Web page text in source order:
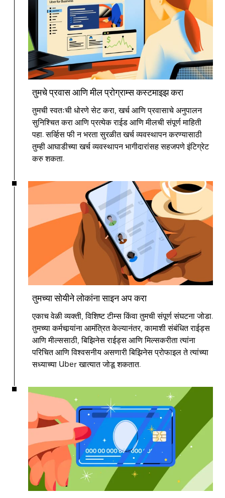
तुमचे प्रवास आणि मील प्रोग्राम्स कस्टमाइझ करा
तुमची स्वतःची धोरणे सेट करा, खर्च आणि प्रवासाचे अनुपालन
सुनिश्चित करा आणि प्रत्येक राईड आणि मीलची संपूर्ण माहिती
पहा. सर्व्हिस फी न भरता सुरळीत खर्च व्यवस्थापन करण्यासाठी
तुम्ही आघाडीच्या खर्च व्यवस्थापन भागीदारांसह सहजपणे इंटिग्रेट
करु शकता.
तुमच्या सोयीने लोकांना साइन अप करा
एकाच वेळी व्यक्ती, विशिष्ट टीम्स किंवा तुमची संपूर्ण संघटना जोडा.
तुमच्या कर्मचार्‍यांना आमंत्रित केल्यानंतर, कामाशी संबंधित राईड्स
आणि मील्ससाठी, बिझिनेस राईड्स आणि मिल्सकरीता त्यांना
परिचित आणि विश्वसनीय असणारी बिझिनेस प्रोफाइल ते त्यांच्या
सध्याच्या Uber खात्यात जोडू शकतात.